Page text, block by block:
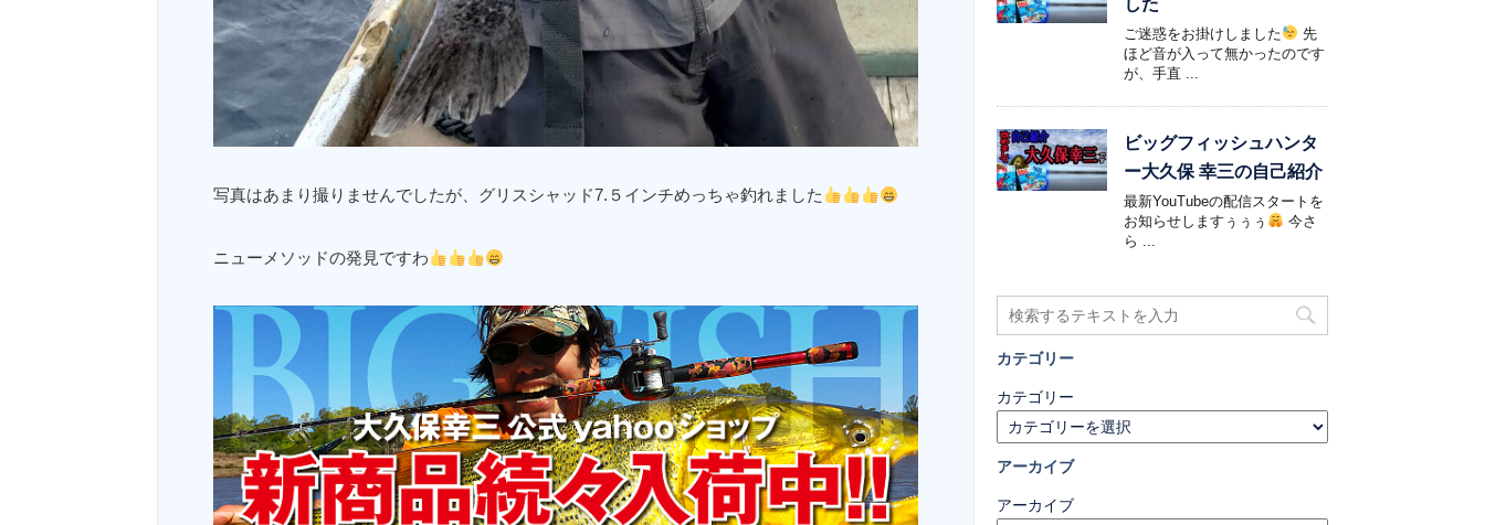
写真はあまり撮りませんでしたが、グリスシャッド7.５インチめっちゃ釣れました
ニューメソッドの発見ですわ
ご迷惑をお掛けしました
先
ほど音が入って無かったのです
が、手直 ...
ビッグフィッシュハンタ
ー大久保 幸三の自己紹介
最新YouTubeの配信スタートを
お知らせしますぅぅぅ
今さ
ら ...
カテゴリー
カテゴリー
アーカイブ
アーカイブ